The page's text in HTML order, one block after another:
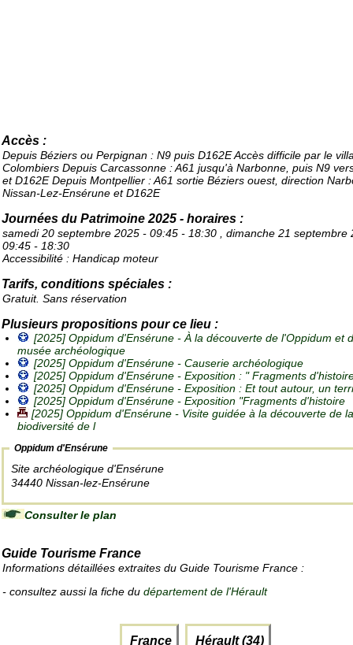
Accès :
Depuis Béziers ou Perpignan : N9 puis D162E Accès difficile par le
Colombiers Depuis Carcassonne : A61 jusqu'à Narbonne, puis N9
et D162E Depuis Montpellier : A61 sortie Béziers ouest, direction
Nissan-Lez-Ensérune et D162E
Journées du Patrimoine 2025 - horaires :
samedi 20 septembre 2025 - 09:45 - 18:30 , dimanche 21 septembre
09:45 - 18:30
Accessibilité : Handicap moteur
Tarifs, conditions spéciales :
Gratuit. Sans réservation
Plusieurs propositions pour ce lieu :
[2025] Oppidum d'Ensérune -À la découverte de l'Oppidum et
musée archéologique
[2025] Oppidum d'Ensérune - Causerie archéologique
[2025] Oppidum d'Ensérune - Exposition : " Fragments
[2025] Oppidum d'Ensérune - Exposition : Et tout autour, un
[2025] Oppidum d'Ensérune - Exposition "Fragments d'histoire
[2025] Oppidum d'Ensérune - Visite guidée à la découverte de la
biodiversité de l
Oppidum d'Ensérune
Site archéologique d'Ensérune
34440 Nissan-lez-Ensérune
Consulter le plan
Guide Tourisme France
Informations détaillées extraites du Guide Tourisme France :
- consultez aussi la fiche du département de l'Hérault
France Hérault (34)